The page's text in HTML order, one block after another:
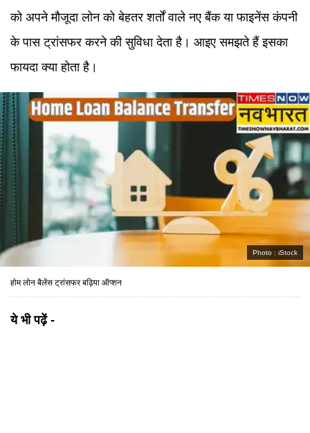
को अपने मौजूदा लोन को बेहतर शर्तों वाले नए बैंक या फाइनेंस कंपनी
के पास ट्रांसफर करने की सुविधा देता है। आइए समझते हैं इसका
फायदा क्या होता है।
Photo : iStock
होम लोन बैलेंस ट्रांसफर बढ़िया ऑप्शन
ये भी पढ़ें -